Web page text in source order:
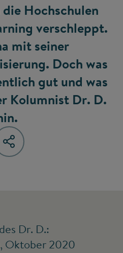
Hochschulen
verschleppt.
mit seiner
Doch was
gut und was
Kolumnist Dr. D.
Dr. D.:
Oktober 2020